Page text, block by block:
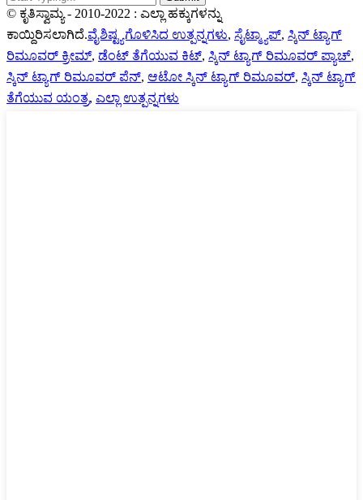
© ಕೃತಿಸ್ವಾಮ್ಯ - 2010-2022 : ಎಲ್ಲಾ ಹಕ್ಕುಗಳನ್ನು
ಕಾಯ್ದಿರಿಸಲಾಗಿದೆ.ವೈಶಿಷ್ಟ್ಯಗೊಳಿಸಿದ ಉತ್ಪನ್ನಗಳು, ಸೈಟ್ಮ್ಯಾಪ್, ಸ್ಕಿನ್ ಟ್ಯಾಗ್
ರಿಮೂವರ್ ಕ್ರೀಮ್, ಡೆಂಟ್ ತೆಗೆಯುವ ಕಿಟ್, ಸ್ಕಿನ್ ಟ್ಯಾಗ್ ರಿಮೂವರ್ ಪ್ಯಾಚ್,
ಸ್ಕಿನ್ ಟ್ಯಾಗ್ ರಿಮೂವರ್ ಪೆನ್, ಆಟೋ ಸ್ಕಿನ್ ಟ್ಯಾಗ್ ರಿಮೂವರ್, ಸ್ಕಿನ್ ಟ್ಯಾಗ್
ತೆಗೆಯುವ ಯಂತ್ರ, ಎಲ್ಲಾ ಉತ್ಪನ್ನಗಳು